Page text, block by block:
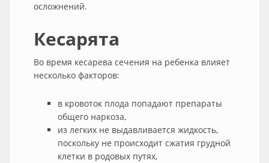
осложнений.
Кесарята
Во время кесарева сечения на ребенка влияет
несколько факторов:
в кровоток плода попадают препараты
общего наркоза,
из легких не выдавливается жидкость,
поскольку не происходит сжатия грудной
клетки в родовых путях,